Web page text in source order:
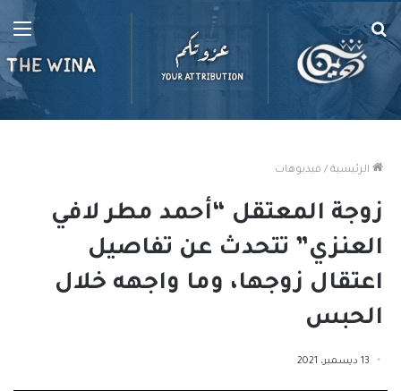
بحث
عن
الرئيسية / فيديوهات
زوجة المعتقل “أحمد مطر لافي
العنزي” تتحدث عن تفاصيل
اعتقال زوجها، وما واجهه خلال
الحبس
13 ديسمبر، 2021